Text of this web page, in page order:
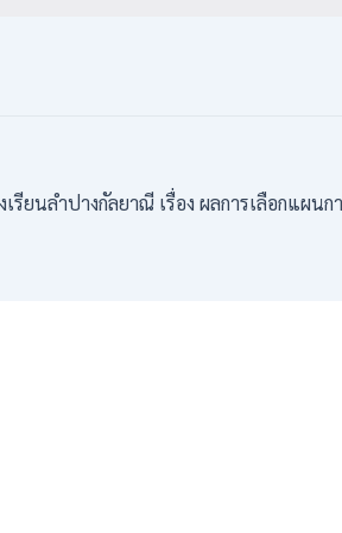
ณี เรื่อง ผลการเลือกแผนการเรียนครั้งที่ 1 ของนักเรียนชั้นมัธยมศึกษาปีที่ 4 ปีการศึกษา 2569 ประเภทนักเรียนโ